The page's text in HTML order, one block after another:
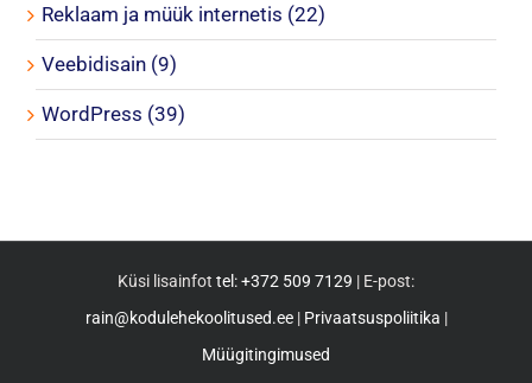
Reklaam ja müük internetis (22)
Veebidisain (9)
WordPress (39)
Küsi lisainfot tel: +372 509 7129 | E-post:
rain@kodulehekoolitused.ee| Privaatsuspoliitika |
Müügitingimused